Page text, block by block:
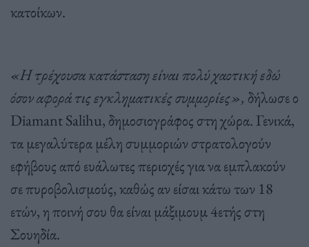
κατοίκων.
«Η τρέχουσα κατάσταση είναι πολύ χαοτική εδώ
όσον αφορά τις εγκληματικές συμμορίες», δήλωσε ο
Diamant Salihu, δημοσιογράφος στη χώρα. Γενικά,
τα μεγαλύτερα μέλη συμμοριών στρατολογούν
εφήβους από ευάλωτες περιοχές για να εμπλακούν
σε πυροβολισμούς, καθώς αν είσαι κάτω των 18
ετών, η ποινή σου θα είναι μάξιμουμ 4ετής στη
Σουηδία.